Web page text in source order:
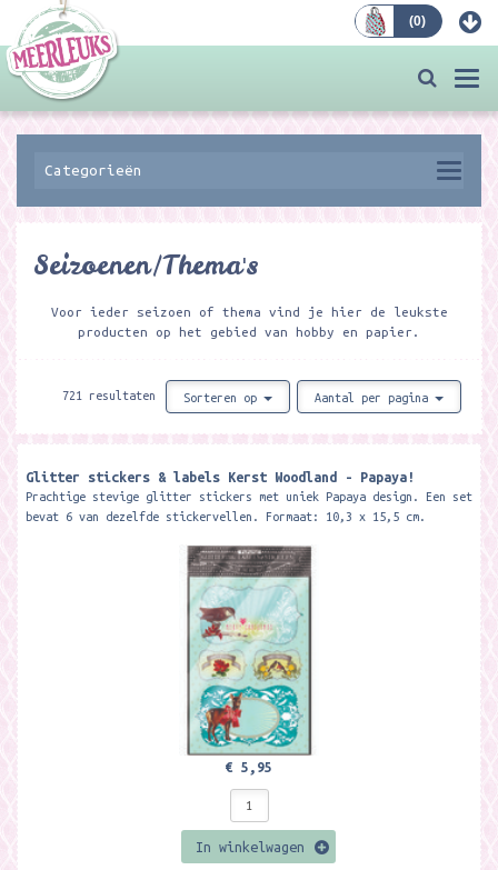
(0)
Categorieën
Seizoenen/Thema's
Voor ieder seizoen of thema vind je hier de leukste
producten op het gebied van hobby en papier.
721 resultaten Sorteren op Aantal per pagina
Glitter stickers & labels Kerst Woodland - Papaya!
Prachtige stevige glitter stickers met uniek Papaya design. Een set
bevat 6 van dezelfde stickervellen. Formaat: 10,3 x 15,5 cm.
€ 5,95
In winkelwagen